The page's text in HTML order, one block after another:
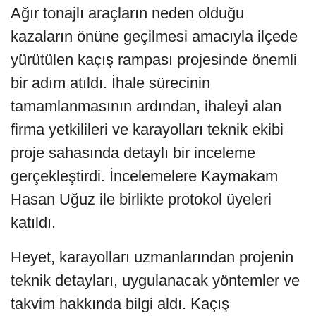
Ağır tonajlı araçların neden olduğu
kazaların önüne geçilmesi amacıyla ilçede
yürütülen kaçış rampası projesinde önemli
bir adım atıldı. İhale sürecinin
tamamlanmasının ardından, ihaleyi alan
firma yetkilileri ve karayolları teknik ekibi
proje sahasında detaylı bir inceleme
gerçekleştirdi. İncelemelere Kaymakam
Hasan Uğuz ile birlikte protokol üyeleri
katıldı.
Heyet, karayolları uzmanlarından projenin
teknik detayları, uygulanacak yöntemler ve
takvim hakkında bilgi aldı. Kaçış